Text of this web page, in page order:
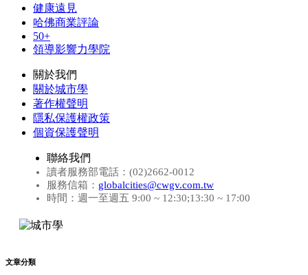
健康遠見
哈佛商業評論
50+
領導影響力學院
關於我們
關於城市學
著作權聲明
隱私保護權政策
個資保護聲明
聯絡我們
讀者服務部電話：(02)2662-0012
服務信箱： globalcities@cwgv.com.tw
時間：週一至週五 9:00 ~ 12:30;13:30 ~ 17:00
文章分類